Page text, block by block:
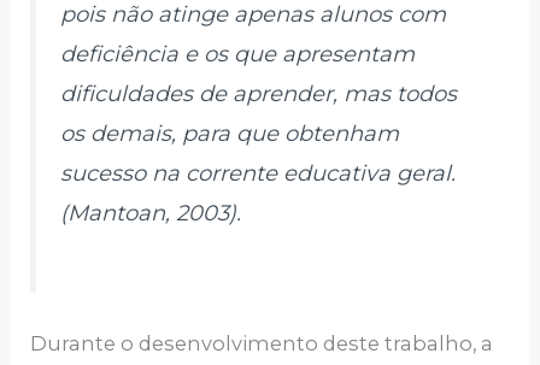
pois não atinge apenas alunos com
deficiência e os que apresentam
dificuldades de aprender, mas todos
os demais, para que obtenham
sucesso na corrente educativa geral.
(Mantoan, 2003).
Durante o desenvolvimento deste trabalho, a